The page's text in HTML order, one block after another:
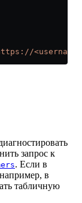
запрос к
. Если в
в
табличную